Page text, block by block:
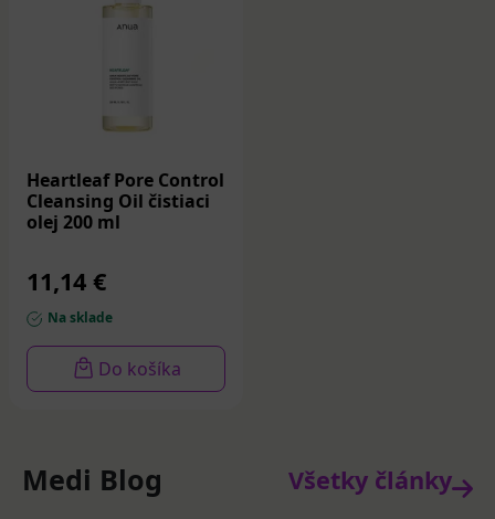
Heartleaf Pore Control
Cleansing Oil čistiaci
olej 200 ml
11,14 €
Na sklade
Do košíka
Medi Blog Všetky články